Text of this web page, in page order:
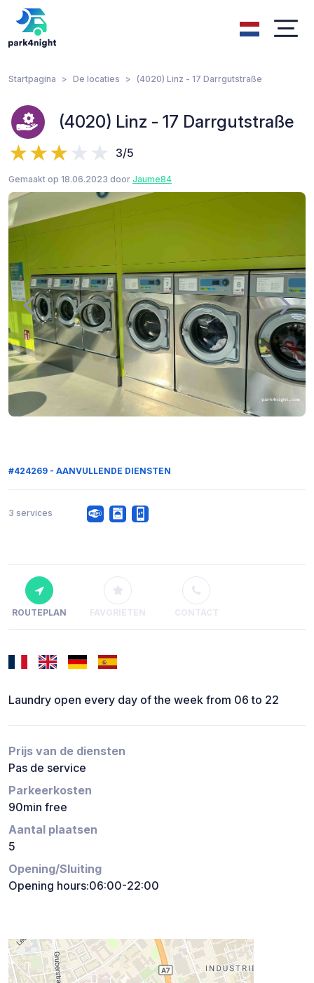
Startpagina De locaties (4020) Linz - 17 Darrgutstraße
(4020) Linz - 17 Darrgutstraße
3/5
Gemaakt op 18.06.2023 door Jaume84
#424269 - AANVULLENDE DIENSTEN
3 services
ROUTEPLAN FAVORIETEN CONTACT
Laundry open every day of the week from 06 to 22
Prijs van de diensten
Pas de service
Parkeerkosten
90min free
Aantal plaatsen
5
Opening/Sluiting
Opening hours:06:00-22:00